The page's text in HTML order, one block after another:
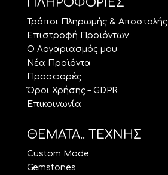
ΠΛΗΡΟΦΟΡΙΕΣ
Τρόποι Πληρωμής & Αποστολής
Επιστροφή Προϊόντων
Ο Λογαριασμός μου
Νέα Προϊόντα
Προσφορές
Όροι Χρήσης – GDPR
Επικοινωνία
ΘΕΜΑΤΑ.. ΤΕΧΝΗΣ
Custom Made
Gemstones